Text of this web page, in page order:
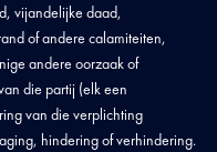
vijandelijke daad,
of andere calamiteiten,
andere oorzaak of
die partij (elk een
van die verplichting
hindering of verhindering.